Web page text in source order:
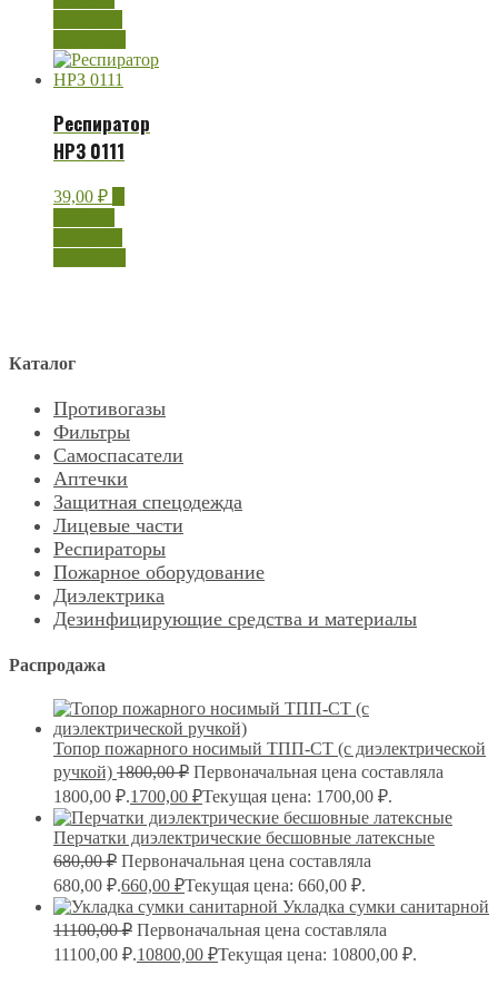
Респиратор
НРЗ 0111
39,00 ₽
Каталог
Противогазы
Фильтры
Самоспасатели
Аптечки
Защитная спецодежда
Лицевые части
Респираторы
Пожарное оборудование
Диэлектрика
Дезинфицирующие средства и материалы
Распродажа
Топор пожарного носимый ТПП-СТ (с диэлектрической
ручкой) 1800,00₽ Первоначальная цена составляла
1800,00 ₽.1700,00 ₽Текущая цена: 1700,00 ₽.
Перчатки диэлектрические бесшовные латексные
680,00₽ Первоначальная цена составляла
680,00 ₽.660,00 ₽Текущая цена: 660,00 ₽.
Укладка сумки санитарной
11100,00₽ Первоначальная цена составляла
11100,00 ₽.10800,00 ₽Текущая цена: 10800,00 ₽.